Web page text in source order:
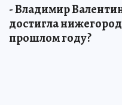
- Владимир
достигла
прошлом году?